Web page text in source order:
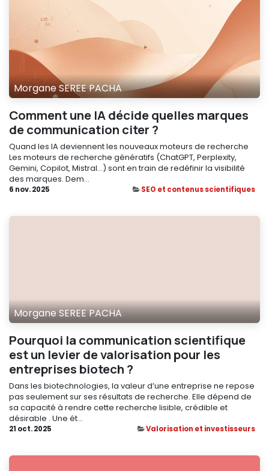
Morgane SEREE PACHA
Comment une IA décide quelles marques
de communication citer ?
Quand les IA deviennent les nouveaux moteurs de recherche
Les moteurs de recherche génératifs (ChatGPT, Perplexity,
Gemini, Copilot, Mistral…) sont en train de redéfinir la visibilité
des marques. Dem...
6 nov. 2025 SEO et contenus scientifiques
Morgane SEREE PACHA
Pourquoi la communication scientifique
est un levier de valorisation pour les
entreprises biotech ?
Dans les biotechnologies, la valeur d’une entreprise ne repose
pas seulement sur ses résultats de recherche. Elle dépend de
sa capacité à rendre cette recherche lisible, crédible et
désirable . Une ét...
21 oct. 2025 Valorisation et investisseurs